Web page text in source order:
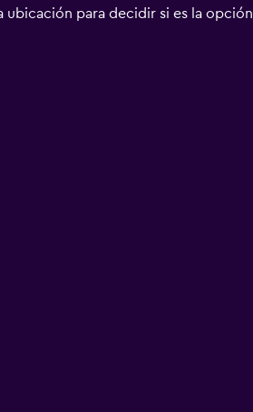
ubicación para decidir si es la opción